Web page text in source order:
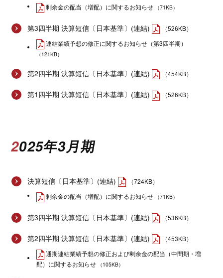
剰余金の配当（増配）に関するお知らせ
（71KB）
第3四半期 決算短信〔日本基準〕(連結)
（526KB）
連結業績予想の修正に関するお知らせ（第3四半期）
（121KB）
第2四半期 決算短信〔日本基準〕(連結) （454KB）
第1四半期 決算短信〔日本基準〕(連結) （526KB）
2025年3月期
決算短信〔日本基準〕(連結)
（724KB）
剰余金の配当（増配）に関するお知らせ
（71KB）
第3四半期 決算短信〔日本基準〕(連結) （536KB）
第2四半期 決算短信〔日本基準〕(連結)
（453KB）
通期連結業績予想の修正および剰余金の配当（中間期・増
配）に関するお知らせ
（105KB）